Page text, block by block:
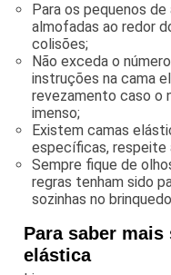
Para os pequenos
almofadas ao redor
colisões;
Não exceda o
instruções na cama
revezamento caso o
imenso;
Existem camas
específicas, respeite
Sempre fique de
regras tenham sido
sozinhas no
Para saber
elástica